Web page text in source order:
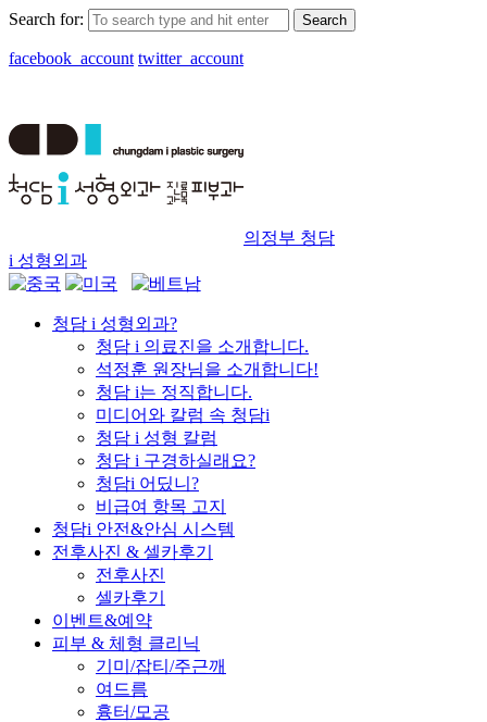
Search for:
facebook_account twitter_account
의정부 청담
i 성형외과
청담 i 성형외과?
청담 i 의료진을 소개합니다.
석정훈 원장님을 소개합니다!
청담 i는 정직합니다.
미디어와 칼럼 속 청담i
청담 i 성형 칼럼
청담 i 구경하실래요?
청담i 어딨니?
비급여 항목 고지
청담i 안전&안심 시스템
전후사진 & 셀카후기
전후사진
셀카후기
이벤트&예약
피부 & 체형 클리닉
기미/잡티/주근깨
여드름
흉터/모공